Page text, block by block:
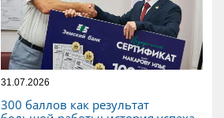
31.07.2026
300 баллов как результат